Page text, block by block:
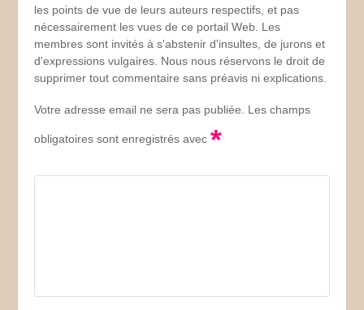
les points de vue de leurs auteurs respectifs, et pas
nécessairement les vues de ce portail Web. Les
membres sont invités à s'abstenir d'insultes, de jurons et
d'expressions vulgaires. Nous nous réservons le droit de
supprimer tout commentaire sans préavis ni explications.
Votre adresse email ne sera pas publiée. Les champs
obligatoires sont enregistrés avec*